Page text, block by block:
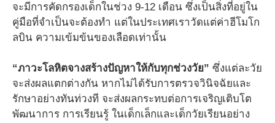
จะมีการคัดกรองเด็กในช่วง 9-12 เดือน ซึ่งเป็นสิ่งที่อยู่ใน
คู่มือที่จำเป็นจะต้องทำ แต่ในประเทศเราวัดแต่ค่าฮีโมโก
ลบิน ความเข้มข้นของเลือดเท่านั้น
“ภาวะโลหิตจางสร้างปัญหาให้กับทุกช่วงวัย” ซึ่งแต่ละวัย
จะส่งผลแตกต่างกัน หากไม่ได้รับการตรวจวินิจฉัยและ
รักษาอย่างทันท่วงที จะส่งผลกระทบต่อการเจริญเติบโต
พัฒนาการ การเรียนรู้ ในเด็กเล็กและเด็กวัยเรียนอย่าง